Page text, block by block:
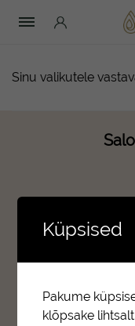
Sinu valikutele
Küpsised
Pakume
klõpsake